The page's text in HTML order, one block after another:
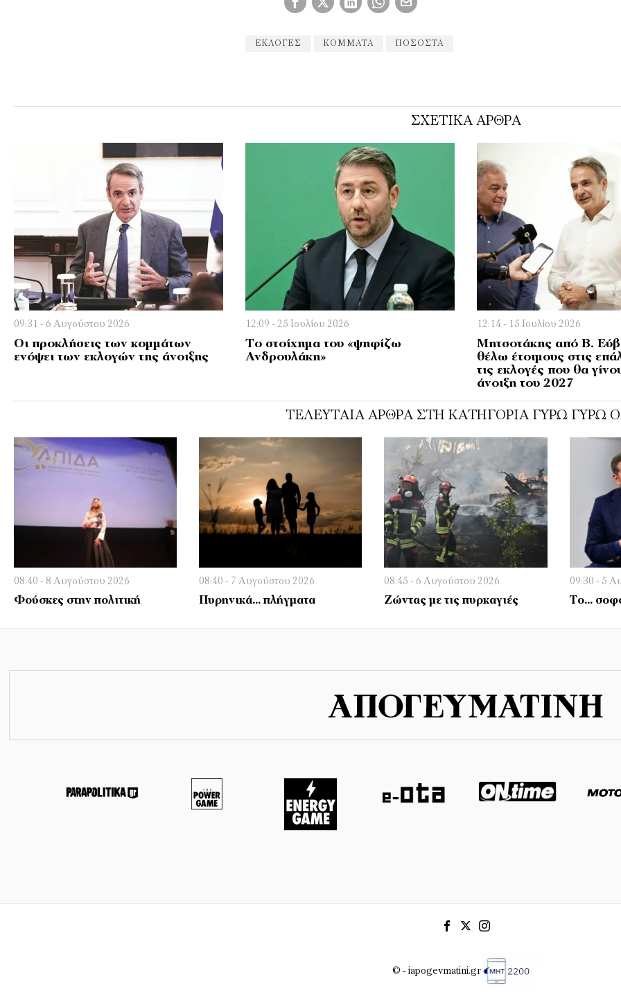
ΕΚΛΟΓΈΣ ΚΟΜΜΑΤΑ ΠΟΣΟΣΤΆ
ΣΧΕΤΙΚΑ ΑΡΘΡΑ
09:31 - 6 Αυγούστου 2026
Οι προκλήσεις των κομμάτων
ενόψει των εκλογών της άνοιξης
12:09 - 25 Ιουλίου 2026
Το στοίχημα του «ψηφίζω
Ανδρουλάκη»
12:14 - 15 Ιουλίου 2026
Μητσοτάκης από Β.
θέλω έτοιμους στις
τις εκλογές που θα
άνοιξη του 2027
ΤΕΛΕΥΤΑΊΑ ΆΡΘΡΑ ΣΤΗ ΚΑΤΗΓΟΡΊΑ ΓΎΡΩ ΓΎΡΩ
08:40 - 8 Αυγούστου 2026
Φούσκες στην πολιτική
08:40 - 7 Αυγούστου 2026
Πυρηνικά… πλήγματα
08:45 - 6 Αυγούστου 2026
Ζώντας με τις πυρκαγιές
09:30 - 5
Το…
© - iapogevmatini.gr